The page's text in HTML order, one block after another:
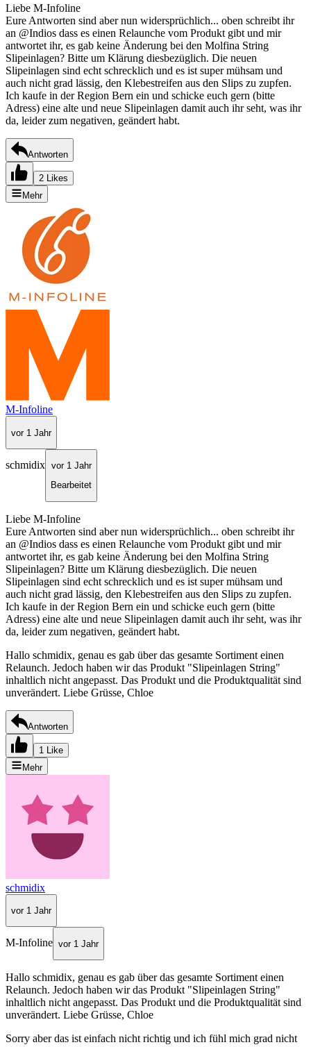
Liebe M-Infoline
Eure Antworten sind aber nun widersprüchlich... oben schreibt ihr
an @Indios dass es einen Relaunche vom Produkt gibt und mir
antwortet ihr, es gab keine Änderung bei den Molfina String
Slipeinlagen? Bitte um Klärung diesbezüglich. Die neuen
Slipeinlagen sind echt schrecklich und es ist super mühsam und
auch nicht grad lässig, den Klebestreifen aus den Slips zu zupfen.
Ich kaufe in der Region Bern ein und schicke euch gern (bitte
Adress) eine alte und neue Slipeinlagen damit auch ihr seht, was ihr
da, leider zum negativen, geändert habt.
Antworten
2 Likes
Mehr
M-Infoline
vor 1 Jahr
schmidix vor 1 Jahr
Bearbeitet
Liebe M-Infoline
Eure Antworten sind aber nun widersprüchlich... oben schreibt ihr
an @Indios dass es einen Relaunche vom Produkt gibt und mir
antwortet ihr, es gab keine Änderung bei den Molfina String
Slipeinlagen? Bitte um Klärung diesbezüglich. Die neuen
Slipeinlagen sind echt schrecklich und es ist super mühsam und
auch nicht grad lässig, den Klebestreifen aus den Slips zu zupfen.
Ich kaufe in der Region Bern ein und schicke euch gern (bitte
Adress) eine alte und neue Slipeinlagen damit auch ihr seht, was ihr
da, leider zum negativen, geändert habt.
Hallo schmidix, genau es gab über das gesamte Sortiment einen
Relaunch. Jedoch haben wir das Produkt "Slipeinlagen String"
inhaltlich nicht angepasst. Das Produkt und die Produktqualität sind
unverändert. Liebe Grüsse, Chloe
Antworten
1 Like
Mehr
schmidix
vor 1 Jahr
M-Infoline vor 1 Jahr
Hallo schmidix, genau es gab über das gesamte Sortiment einen
Relaunch. Jedoch haben wir das Produkt "Slipeinlagen String"
inhaltlich nicht angepasst. Das Produkt und die Produktqualität sind
unverändert. Liebe Grüsse, Chloe
Sorry aber das ist einfach nicht richtig und ich fühl mich grad nicht